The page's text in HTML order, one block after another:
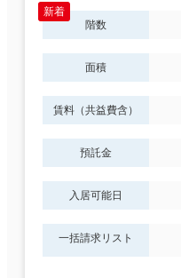
階数
面積
賃料（共益費含）
預託金
入居可能日
一括請求リスト